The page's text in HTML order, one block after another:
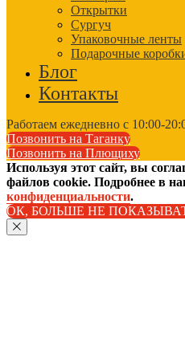
Открытки
Сургуч
Упаковочные ленты
Подарочные
Блог
Контакты
Работаем ежедневно с 10:00-
Позвонить на Таганку
Позвонить на Плющиху
Используя этот сайт, вы
файлов cookie. Подробнее в
конфиденциальности.
ОК, БОЛЬШЕ НЕ